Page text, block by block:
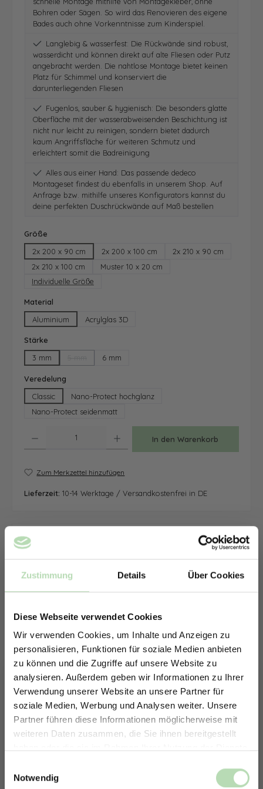
Zustimmung Details Über Cookies
Diese Webseite verwendet Cookies
Wir verwenden Cookies, um Inhalte und Anzeigen zu
personalisieren, Funktionen für soziale Medien anbieten
zu können und die Zugriffe auf unsere Website zu
analysieren. Außerdem geben wir Informationen zu Ihrer
Verwendung unserer Website an unsere Partner für
soziale Medien, Werbung und Analysen weiter. Unsere
Partner führen diese Informationen möglicherweise mit
weiteren Daten zusammen, die Sie ihnen bereitgestellt
Notwendig
Bohren oder Sägen. So wird das Renovieren des eigene
Bades auch ohne Vorkenntnisse zum Kinderspiel.
Langlebig & wasserfest: Die Rückwände sind robust,
wasserdicht und können direkt auf alte Fliesen oder Putz
angebracht werden. Die nahtlose Montage bietet keinen
Platz für Schimmel und konserviert die
darunterliegenden Fliesen
Fugenlos, sauber & hygienisch: Die besonders glatte
Oberfläche mit der wasserabweisenden Beschichtung ist
nicht nur leicht zu reinigen, sondern bietet dadurch
kaum Angriffsfläche für weiteren Schmutz und
erleichtert somit die Badreinigung
Alles aus einer Hand: Das passende dedeco
Montageset findest du ebenfalls in unserem Shop. Auf
Anfrage bzw. mithilfe unseres Konfigurators kannst du
deine perfekten Duschrückwände auf Maß bestellen
Größe
2x 200 x 90 cm
2x 200 x 100 cm
2x 210 x 90 cm
2x 210 x 100 cm
Muster 10 x 20 cm
Individuelle Größe
Material
Aluminium
Acrylglas 3D
Stärke
3 mm
(Diese Option ist zurzeit nicht verfügbar.)
6 mm
Veredelung
Classic
Nano-Protect hochglanz
Nano-Protect seidenmatt
In den Warenkorb
Zum Merkzettel hinzufügen
Lieferzeit: 10-14 Werktage / Versandkostenfrei in DE
Keine passende Größe gefunden? -
individuelle Rückwand
ERHALTE 5% RABATT AUF
DEINE RÜCKWÄNDE